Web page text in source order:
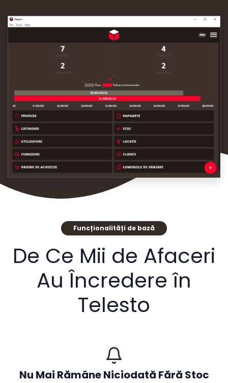
Funcționalități de bază
De Ce Mii de Afaceri
Au Încredere în
Telesto
Nu Mai Rămâne Niciodată Fără Stoc